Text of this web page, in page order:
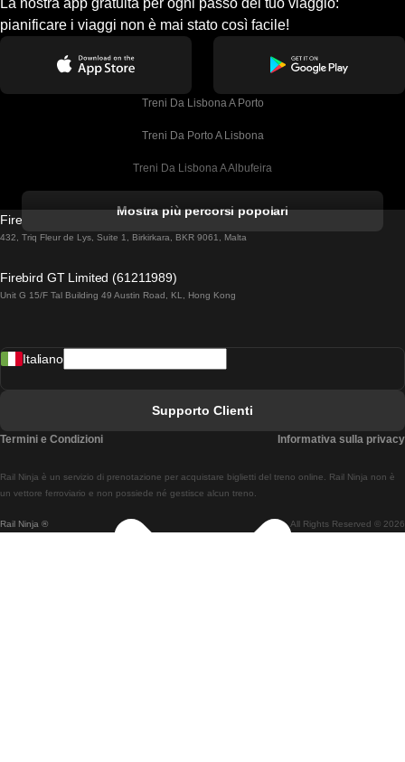
La nostra app gratuita per ogni passo del tuo viaggio:
pianificare i viaggi non è mai stato così facile!
Treni Da Lisbona A Porto
Treni Da Porto A Lisbona
Treni Da Lisbona A Albufeira
Treni Da Lisbona A Lagos
Treni Da Lisbona A Madrid
Treni Da Lisbon A Braga
Treni Da Braga A Lisbona
Mostra più percorsi popolari
Firebird GT Limited (OC 1451)
432, Triq Fleur de Lys, Suite 1, Birkirkara, BKR 9061, Malta
Firebird GT Limited (61211989)
Unit G 15/F Tal Building 49 Austin Road, KL, Hong Kong
Rail Ninja ® All Rights Reserved © 2026
Rail Ninja è un servizio di prenotazione per acquistare biglietti del treno online. Rail Ninja non è
un vettore ferroviario e non possiede né gestisce alcun treno.
Italiano
Supporto Clienti
Termini e Condizioni Informativa sulla privacy